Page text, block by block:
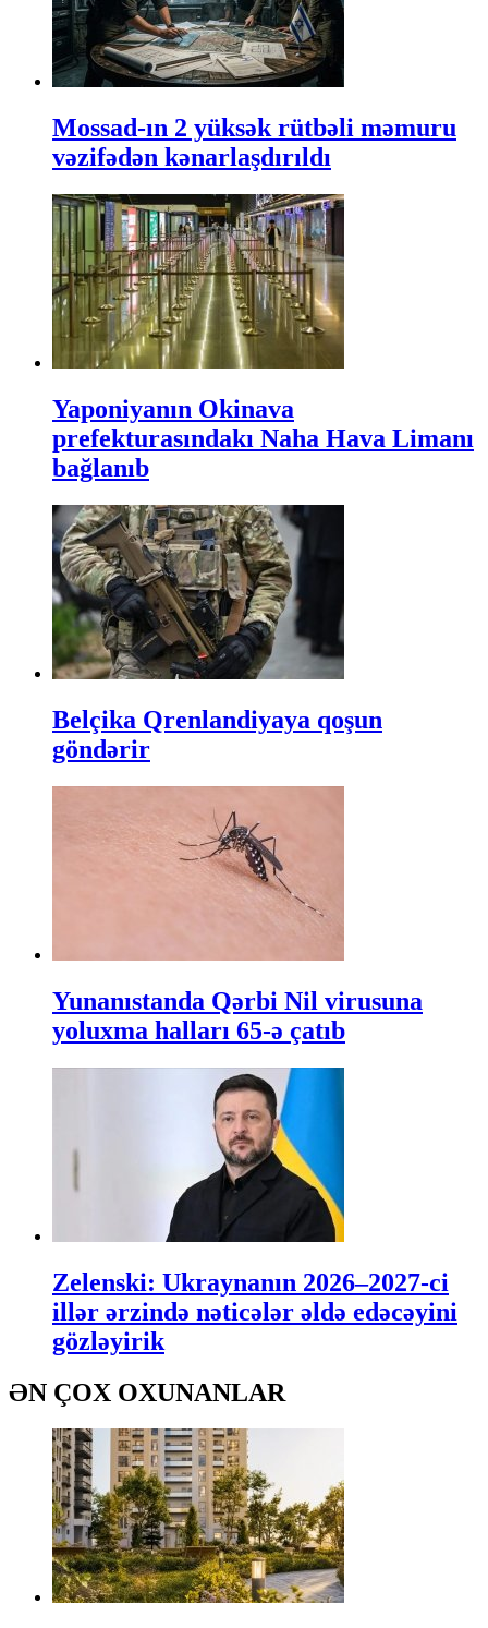
Mossad-ın 2 yüksək rütbəli məmuru
vəzifədən kənarlaşdırıldı
Yaponiyanın Okinava
prefekturasındakı Naha Hava Limanı
bağlanıb
Belçika Qrenlandiyaya qoşun
göndərir
Yunanıstanda Qərbi Nil virusuna
yoluxma halları 65-ə çatıb
Zelenski: Ukraynanın 2026–2027-ci
illər ərzində nəticələr əldə edəcəyini
gözləyirik
ƏN ÇOX OXUNANLAR